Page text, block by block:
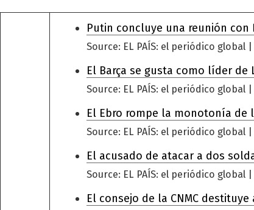
Putin concluye una reunión con
Source: EL PAÍS: el periódico global
El Barça se gusta como líder de
Source: EL PAÍS: el periódico global
El Ebro rompe la monotonía de
Source: EL PAÍS: el periódico global
El acusado de atacar a dos
Source: EL PAÍS: el periódico global
El consejo de la CNMC